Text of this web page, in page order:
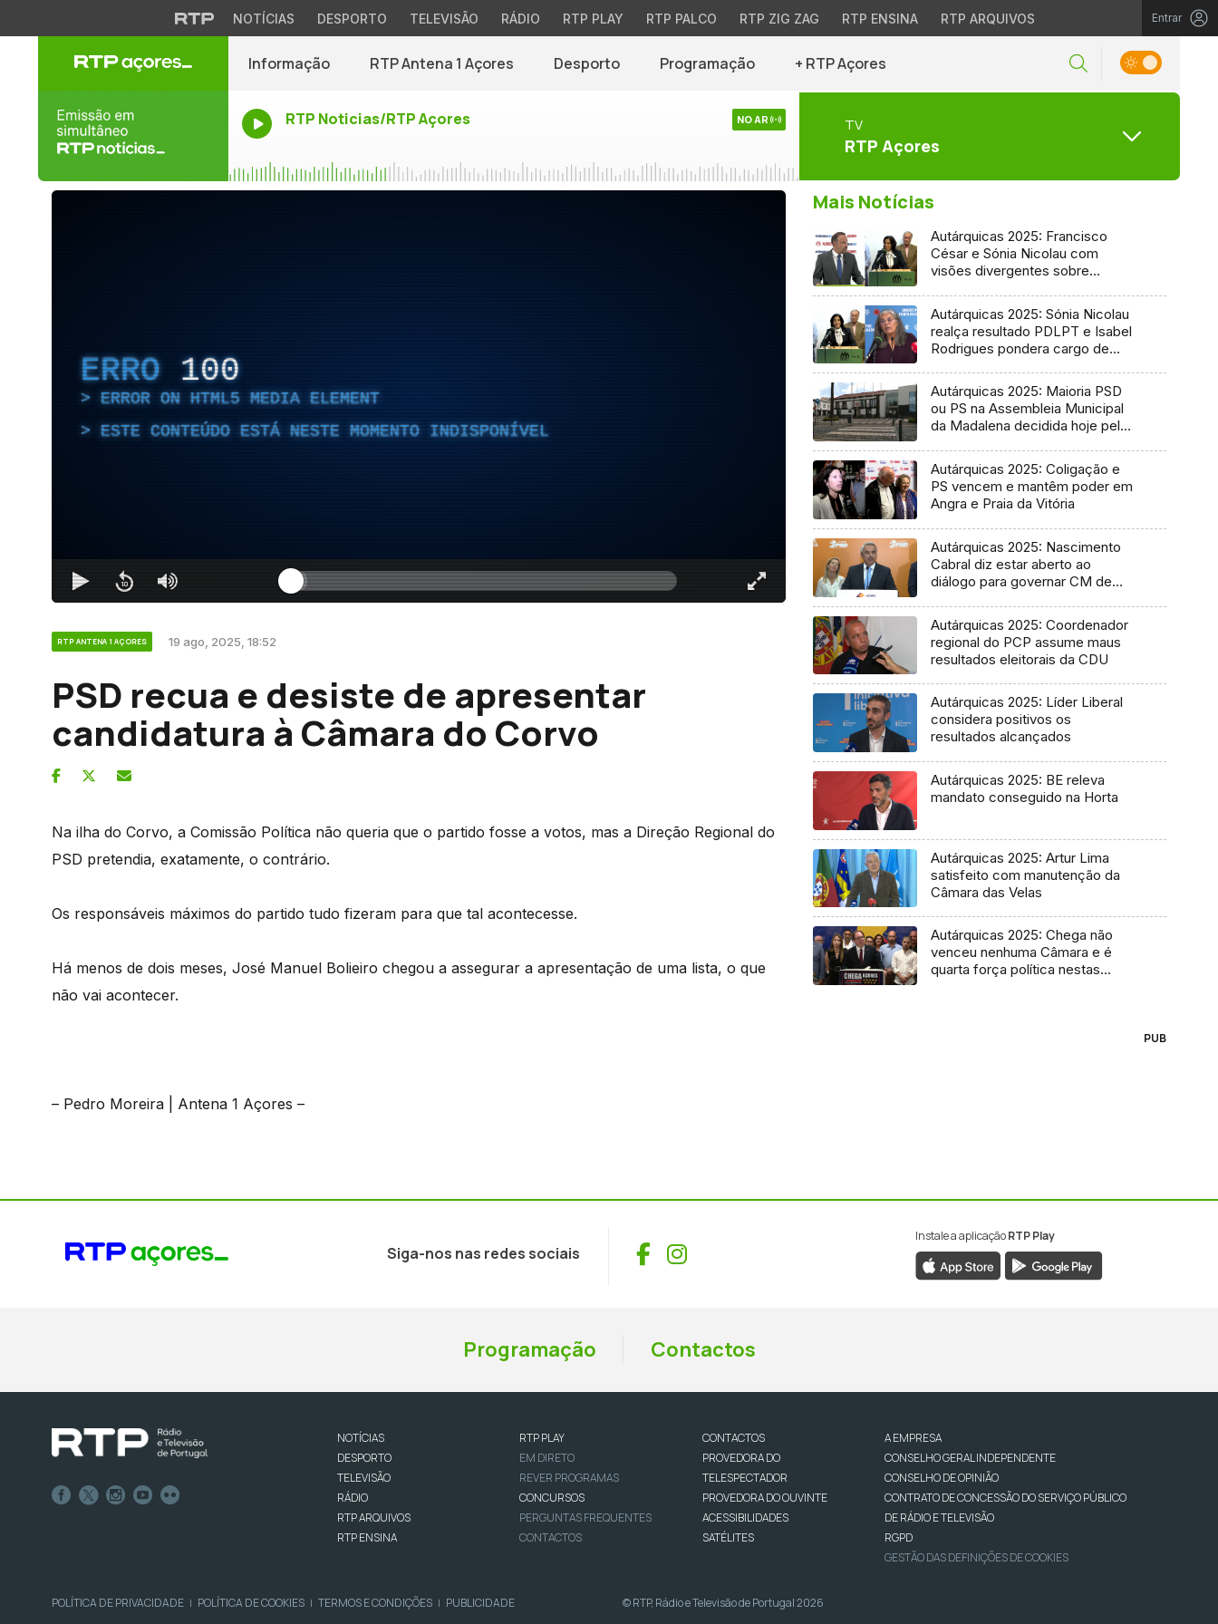
NOTÍCIAS DESPORTO TELEVISÃO RÁDIO RTP PLAY RTP PALCO RTP ZIG ZAG RTP ENSINA RTP ARQUIVOS Entrar
Informação RTP Antena 1 Açores Desporto Programação + RTP Açores
RTP Noticias/RTP Açores NO AR TV
RTP Açores
ERRO 100
ERROR ON HTML5 MEDIA ELEMENT
ESTE CONTEÚDO ESTÁ NESTE MOMENTO INDISPONÍVEL
RTP ANTENA 1 AÇORES 19 ago, 2025, 18:52
PSD recua e desiste de apresentar
candidatura à Câmara do Corvo
Na ilha do Corvo, a Comissão Política não queria que o partido fosse a votos, mas a Direção Regional do
PSD pretendia, exatamente, o contrário.
Os responsáveis máximos do partido tudo fizeram para que tal acontecesse.
Há menos de dois meses, José Manuel Bolieiro chegou a assegurar a apresentação de uma lista, o que
não vai acontecer.
– Pedro Moreira | Antena 1 Açores –
Mais Notícias
Autárquicas 2025: Francisco
César e Sónia Nicolau com
visões divergentes sobre
Autárquicas 2025: Sónia Nicolau
realça resultado PDLPT e Isabel
Rodrigues pondera cargo de
Autárquicas 2025: Maioria PSD
ou PS na Assembleia Municipal
da Madalena decidida hoje pelo
Autárquicas 2025: Coligação e
PS vencem e mantêm poder em
Angra e Praia da Vitória
Autárquicas 2025: Nascimento
Cabral diz estar aberto ao
diálogo para governar CM de
Autárquicas 2025: Coordenador
regional do PCP assume maus
resultados eleitorais da CDU
Autárquicas 2025: Líder Liberal
considera positivos os
resultados alcançados
Autárquicas 2025: BE releva
mandato conseguido na Horta
Autárquicas 2025: Artur Lima
satisfeito com manutenção da
Câmara das Velas
Autárquicas 2025: Chega não
venceu nenhuma Câmara e é
quarta força política nestas
PUB
Siga-nos nas redes sociais Facebook
Instagram
Instale a aplicaçãoRTP Play
Programação Contactos
NOTÍCIAS
DESPORTO
TELEVISÃO
RÁDIO
RTP ARQUIVOS
RTP ENSINA
RTP PLAY
EM DIRETO
REVER PROGRAMAS
CONCURSOS
PERGUNTAS FREQUENTES
CONTACTOS
CONTACTOS
PROVEDORA DO
TELESPECTADOR
PROVEDORA DO OUVINTE
ACESSIBILIDADES
SATÉLITES
A EMPRESA
CONSELHO GERAL INDEPENDENTE
CONSELHO DE OPINIÃO
CONTRATO DE CONCESSÃO DO SERVIÇO PÚBLICO
DE RÁDIO E TELEVISÃO
RGPD
GESTÃO DAS DEFINIÇÕES DE COOKIES
POLÍTICA DE PRIVACIDADE | POLÍTICA DE COOKIES | TERMOS E CONDIÇÕES | PUBLICIDADE © RTP, Rádio e Televisão de Portugal 2026